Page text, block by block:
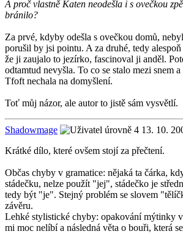
A proč vlastně Katen neodešla i s ovečkou
bránilo?
Za prvé, kdyby odešla s ovečkou domů,
porušil by jsi pointu. A za druhé, tedy
že ji zaujalo to jezírko, fascinoval ji anděl.
odtamtud nevyšla. To co se stalo mezi snem
Tfoft nechala na domyšlení.
Toť můj názor, ale autor to jistě sám vysvětlí.
Shadowmage
13. 10.
Krátké dílo, které ovšem stojí za přečtení.
Občas chyby v gramatice: nějaká ta čárka,
stádečku, nelze použít "jej", stádečko je
tedy být "je". Stejný problém se slovem
závěru.
Lehké stylistické chyby: opakování mýtinky
mi moc nelíbí a následná věta o bouři, která